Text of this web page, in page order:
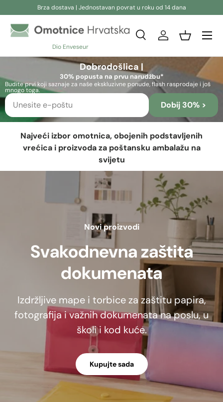
Brza dostava | Jednostavan povrat u roku od 14 dana
Dio Enveseur
Pretraživanje
Pretraživanje
Pretraživanje
PrijavaKošara
Dobrodošlica |
30% popusta na prvu narudžbu*
Budite prvi koji saznaje za naše ekskluzivne ponude, flash rasprodaje i još
mnogo toga.
Dobij 30% >
Najveći izbor omotnica, obojenih podstavljenih
vrećica i proizvoda za poštansku ambalažu na
svijetu
Novi proizvodi
Svakodnevna zaštita
dokumenata
Izdržljive mape i torbice za zaštitu papira,
fotografija i važnih dokumenata na poslu, u
školi i kod kuće.
Kupujte sada